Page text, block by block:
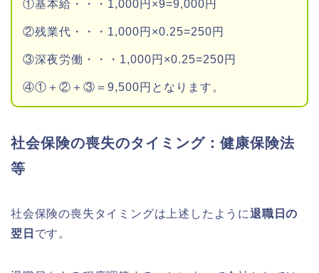
①基本給・・・1,000円×9=9,000円
②残業代・・・1,000円×0.25=250円
③深夜労働・・・1,000円×0.25=250円
④①＋②＋③＝9,500円となります。
社会保険の喪失のタイミング：健康保険法
等
社会保険の喪失タイミングは上述したように退職日の
翌日 です。